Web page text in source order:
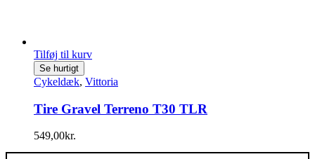
Tilføj til kurv
Se hurtigt
Cykeldæk, Vittoria
Tire Gravel Terreno T30 TLR
549,00kr.